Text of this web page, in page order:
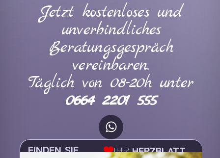
Jetzt kostenloses und
unverbindliches
Beratungsgespräch
vereinbaren.
Täglich von 08-20h unter
0664 2201 555
FINDEN SIE IHRHERZBLATT